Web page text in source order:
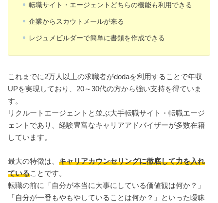
転職サイト・エージェントどちらの機能も利用できる
企業からスカウトメールが来る
レジュメビルダーで簡単に書類を作成できる
これまでに2万人以上の求職者がdodaを利用することで年収
UPを実現しており、20～30代の方から強い支持を得ていま
す。
リクルートエージェントと並ぶ大手転職サイト・転職エージ
ェントであり、経験豊富なキャリアアドバイザーが多数在籍
しています。
最大の特徴は、キャリアカウンセリングに徹底して力を入れ
ていることです。
転職の前に「自分が本当に大事にしている価値観は何か？」
「自分が一番もやもやしていることは何か？」といった曖昧